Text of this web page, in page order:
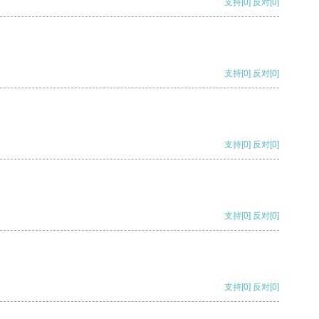
支持 [0] 反对 [0]
支持[0] 反对[0]
支持[0] 反对[0]
支持[0] 反对[0]
支持[0] 反对[0]